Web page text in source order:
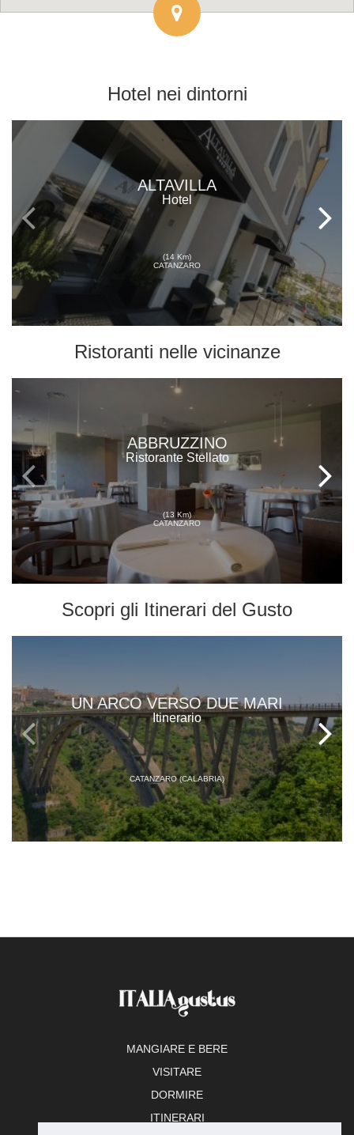
Hotel nei dintorni
ALTAVILLA
Hotel
(14 Km)
CATANZARO
Ristoranti nelle vicinanze
ABBRUZZINO
Ristorante Stellato
(13 Km)
CATANZARO
Scopri gli Itinerari del Gusto
UN ARCO VERSO DUE MARI
Itinerario
CATANZARO (CALABRIA)
MANGIARE E BERE
VISITARE
DORMIRE
ITINERARI